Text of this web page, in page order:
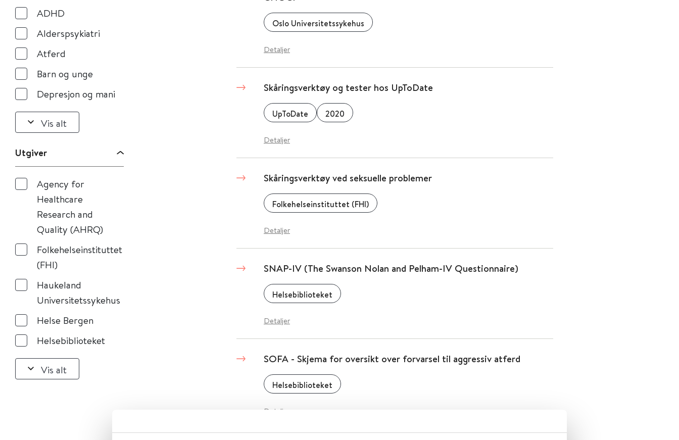
ADHD
Alderspsykiatri
Atferd
Barn og unge
Depresjon og mani
Vis alt
Utgiver
Agency for
Healthcare
Research and
Quality (AHRQ)
Folkehelseinstituttet
(FHI)
Haukeland
Universitetssykehus
Helse Bergen
Helsebiblioteket
Vis alt
Oslo Universitetssykehus
Detaljer
Skåringsverktøy og tester hos UpToDate
UpToDate 2020
Detaljer
Skåringsverktøy ved seksuelle problemer
Folkehelseinstituttet (FHI)
Detaljer
SNAP-IV (The Swanson Nolan and Pelham-IV Questionnaire)
Helsebiblioteket
Detaljer
SOFA - Skjema for oversikt over forvarsel til aggressiv atferd
Helsebiblioteket
Detaljer